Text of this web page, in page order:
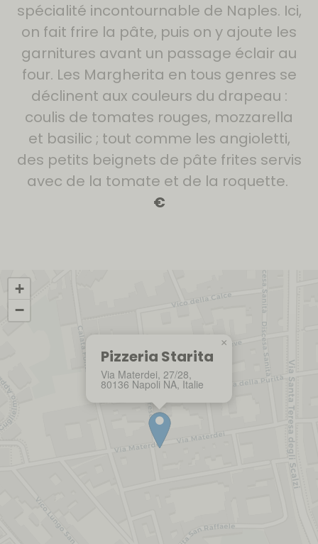
spécialité incontournable de Naples. Ici,
on fait frire la pâte, puis on y ajoute les
garnitures avant un passage éclair au
four. Les Margherita en tous genres se
déclinent aux couleurs du drapeau :
coulis de tomates rouges, mozzarella
et basilic ; tout comme les angioletti,
des petits beignets de pâte frites servis
avec de la tomate et de la roquette.
€
Pizzeria Starita
Via Materdei, 27/28,
80136 Napoli NA, Italie
×
+
−